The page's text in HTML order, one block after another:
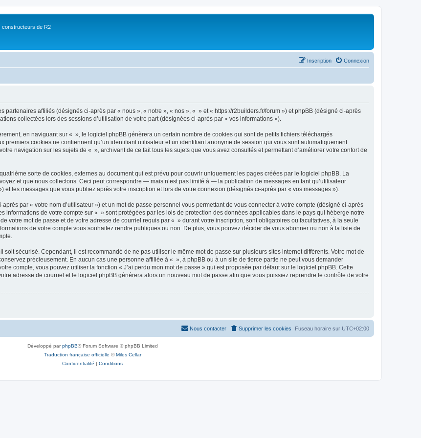
constructeurs de R2
Connexion
Inscription
affiliés (désignés ci-après par « nous », « notre », « nos », « » et « https://r2builders.fr/forum ») et phpBB (désigné ci-après
collectées lors des sessions d’utilisation de votre part (désignées ci-après par « vos informations »).
en naviguant sur « », le logiciel phpBB génèrera un certain nombre de cookies qui sont de petits fichiers téléchargés
premiers cookies ne contiennent qu’un identifiant utilisateur et un identifiant anonyme de session qui vous sont automatiquement
navigation sur les sujets de « », archivant de ce fait tous les sujets que vous avez consultés et permettant d’améliorer votre confort de
sorte de cookies, externes au document qui est prévu pour couvrir uniquement les pages créées par le logiciel phpBB. La
et que nous collectons. Ceci peut correspondre — mais n’est pas limité à — la publication de messages en tant qu’utilisateur
et les messages que vous publiez après votre inscription et lors de votre connexion (désignés ci-après par « vos messages »).
par « votre nom d’utilisateur ») et un mot de passe personnel vous permettant de vous connecter à votre compte (désigné ci-après
informations de votre compte sur « » sont protégées par les lois de protection des données applicables dans le pays qui héberge notre
votre mot de passe et de votre adresse de courriel requis par « » durant votre inscription, sont obligatoires ou facultatives, à la seule
de votre compte vous souhaitez rendre publiques ou non. De plus, vous pouvez décider de vous abonner ou non à la liste de
soit sécurisé. Cependant, il est recommandé de ne pas utiliser le même mot de passe sur plusieurs sites internet différents. Votre mot de
précieusement. En aucun cas une personne affiliée à « », à phpBB ou à un site de tierce partie ne peut vous demander
compte, vous pouvez utiliser la fonction « J’ai perdu mon mot de passe » qui est proposée par défaut sur le logiciel phpBB. Cette
adresse de courriel et le logiciel phpBB générera alors un nouveau mot de passe afin que vous puissiez reprendre le contrôle de votre
Fuseau horaire sur UTC+02:00
Supprimer les cookies
Nous contacter
Développé parphpBB® Forum Software © phpBB Limited
Traduction française officielle ©Miles Cellar
Confidentialité | Conditions